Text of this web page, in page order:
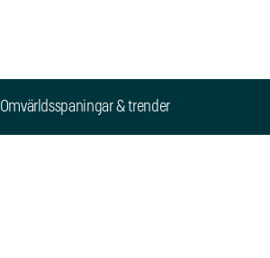
Omvärldsspaningar & trender